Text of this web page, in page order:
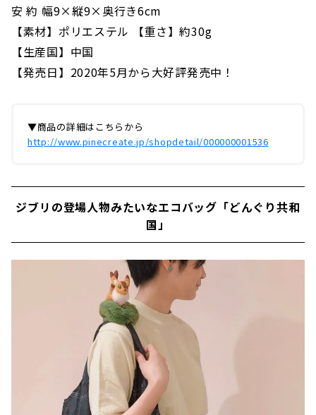
安 約 幅9×縦9×奥行き6cm
【素材】ポリエステル 【重さ】約30g
【生産国】中国
【発売日】2020年5月から大好評発売中！
▼商品の詳細はこちらから
http://www.pinecreate.jp/shopdetail/000000001536
ジブリの登場人物みたいなエコバッグ「どんぐり共和
国」